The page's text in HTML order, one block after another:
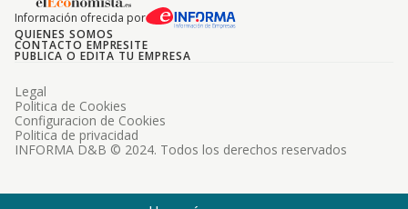
Información ofrecida por
QUIENES SOMOS
CONTACTO EMPRESITE
PUBLICA O EDITA TU EMPRESA
INFORMA D&B © 2024. Todos los derechos reservados
Legal
Politica de Cookies
Configuracion de Cookies
Politica de privacidad